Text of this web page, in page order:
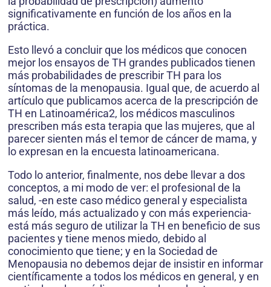
significativamente en función de los años en la
práctica.
Esto llevó a concluir que los médicos que conocen
mejor los ensayos de TH grandes publicados tienen
más probabilidades de prescribir TH para los
síntomas de la menopausia. Igual que, de acuerdo al
artículo que publicamos acerca de la prescripción de
TH en Latinoamérica2, los médicos masculinos
prescriben más esta terapia que las mujeres, que al
parecer sienten más el temor de cáncer de mama, y
lo expresan en la encuesta latinoamericana.
Todo lo anterior, finalmente, nos debe llevar a dos
conceptos, a mi modo de ver: el profesional de la
salud, -en este caso médico general y especialista
más leído, más actualizado y con más experiencia-
está más seguro de utilizar la TH en beneficio de sus
pacientes y tiene menos miedo, debido al
conocimiento que tiene; y en la Sociedad de
Menopausia no debemos dejar de insistir en informar
científicamente a todos los médicos en general, y en